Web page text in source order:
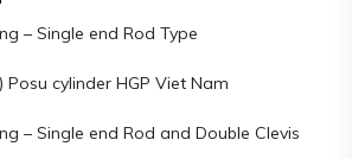
Single end Rod Type
cylinder HGP Viet Nam
Single end Rod and Double Clevis